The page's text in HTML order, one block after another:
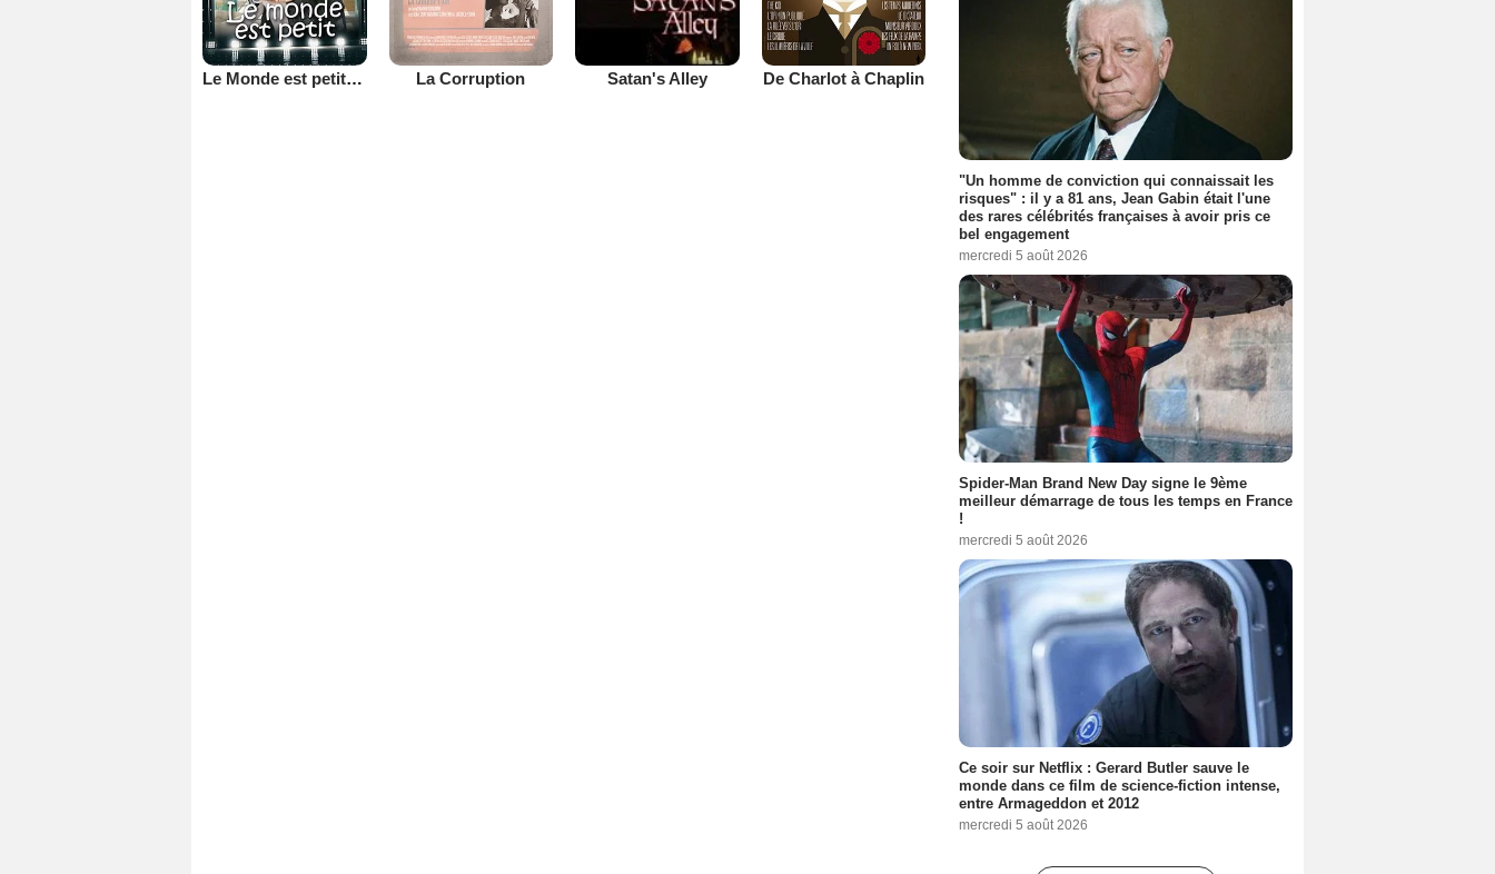
Le Monde est petit (TV) La Corruption Satan's Alley De Charlot à Chaplin
"Un homme de conviction qui connaissait les
risques" : il y a 81 ans, Jean Gabin était l'une
des rares célébrités françaises à avoir pris ce
bel engagement
mercredi 5 août 2026
Spider-Man Brand New Day signe le 9ème
meilleur démarrage de tous les temps en France
!
mercredi 5 août 2026
Ce soir sur Netflix : Gerard Butler sauve le
monde dans ce film de science-fiction intense,
entre Armageddon et 2012
mercredi 5 août 2026